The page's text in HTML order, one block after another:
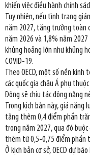
khiến việc điều hành chính
Tuy nhiên, nếu tình trạng
năm 2027, tăng trưởng toàn
năm 2026 và 1,8% năm
khủng hoảng lớn như khủng
COVID-19.
Theo OECD, một số nền
các quốc gia châu Á phụ
Đông sẽ chịu tác động nặng
Trong kịch bản này, giá
tăng thêm 0,4 điểm phần
trong năm 2027, qua đó
thêm từ 0,5-0,75 điểm phần
Ở kịch bản cơ sở, OECD dự